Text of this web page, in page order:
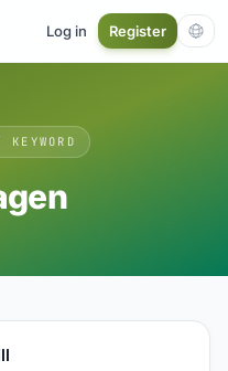
Log in Register